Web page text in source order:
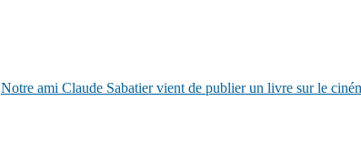
Notre ami Claude Sabatier vient de publier un livre sur le